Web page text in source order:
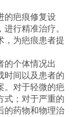
的疤痕修复设
行精准治疗。
，为疤痕患者提
的个体情况出
时间以及患者的
。对于轻微的疤
式；对于严重的
的药物和物理治